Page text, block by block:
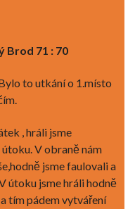
Brod 71 : 70
to utkání o 1.místo
, hráli jsme
V obraně nám
jsme faulovali a
útoku jsme hráli hodně
tím pádem vytváření